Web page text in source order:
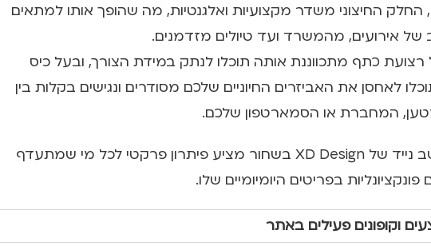
החלק החיצוני משדר מקצועיות ואלגנטיות, מה שהופך אותו למתאים
של אירועים, מהמשרד ועד טיולים מזדמנים.
כתף מתכווננת אותה תוכלו לנתק במידת הצורך, ובעל כיס
לאחסן את האביזרים החיוניים שלכם מסודרים ונגישים בקלות בין
המחברת או הסמארטפון שלכם.
סליב מחשב נייד של XD Design בשחור מציע פיתרון פרקטי לכל מי שמתעדף
פונקציונליות בפריטים היומיומיים שלו.
וקופונים פעילים באתר